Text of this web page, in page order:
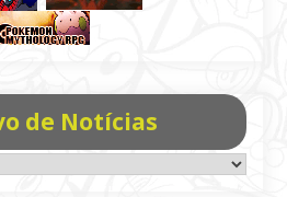
de Notícias